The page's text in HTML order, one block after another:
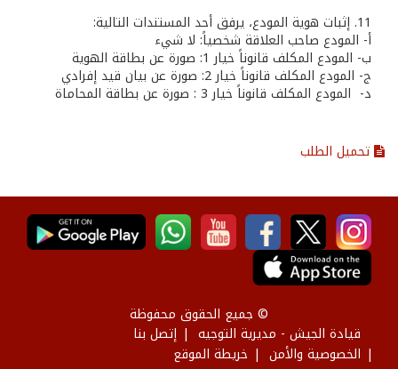
11. إثبات هوية المودع، يرفق أحد المستندات التالية:
‌أ- المودع صاحب العلاقة شخصياً: لا شيء
‌ب- المودع المكلف قانوناً خيار 1: صورة عن بطاقة الهوية
‌ج- المودع المكلف قانوناً خيار 2: صورة عن بيان قيد إفرادي
د- المودع المكلف قانوناً خيار 3 : صورة عن بطاقة المحاماة
تحميل الطلب
© جميع الحقوق محفوظة
قيادة الجيش - مديرية التوجيه
إتصل بنا
الخصوصية والأمن
خريطة الموقع